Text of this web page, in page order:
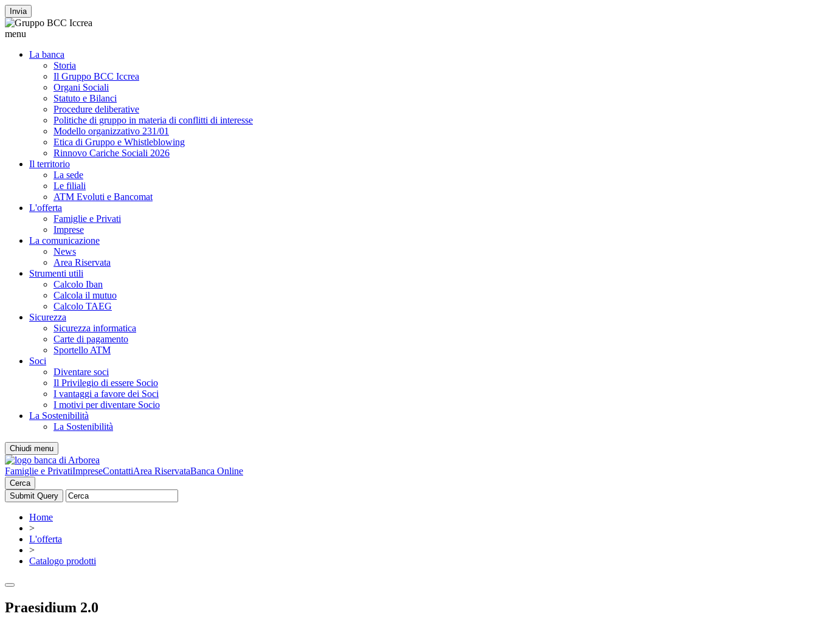
Invia
menu
La banca
Storia
Il Gruppo BCC Iccrea
Organi Sociali
Statuto e Bilanci
Procedure deliberative
Politiche di gruppo in materia di conflitti di interesse
Modello organizzativo 231/01
Etica di Gruppo e Whistleblowing
Rinnovo Cariche Sociali 2026
Il territorio
La sede
Le filiali
ATM Evoluti e Bancomat
L'offerta
Famiglie e Privati
Imprese
La comunicazione
News
Area Riservata
Strumenti utili
Calcolo Iban
Calcola il mutuo
Calcolo TAEG
Sicurezza
Sicurezza informatica
Carte di pagamento
Sportello ATM
Soci
Diventare soci
Il Privilegio di essere Socio
I vantaggi a favore dei Soci
I motivi per diventare Socio
La Sostenibilità
La Sostenibilità
Chiudi menu
Famiglie e PrivatiImpreseContattiArea RiservataBanca Online
Cerca
Home
>
L'offerta
>
Catalogo prodotti
Praesidium 2.0